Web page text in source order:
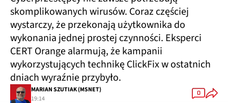
skomplikowanych wirusów. Coraz częściej
wystarczy, że przekonają użytkownika do
wykonania jednej prostej czynności. Eksperci
CERT Orange alarmują, że kampanii
wykorzystujących technikę ClickFix w ostatnich
dniach wyraźnie przybyło.
MARIAN SZUTIAK (MSNET)
19:14
0